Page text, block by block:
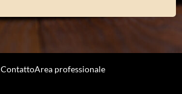
ContattoArea professionale